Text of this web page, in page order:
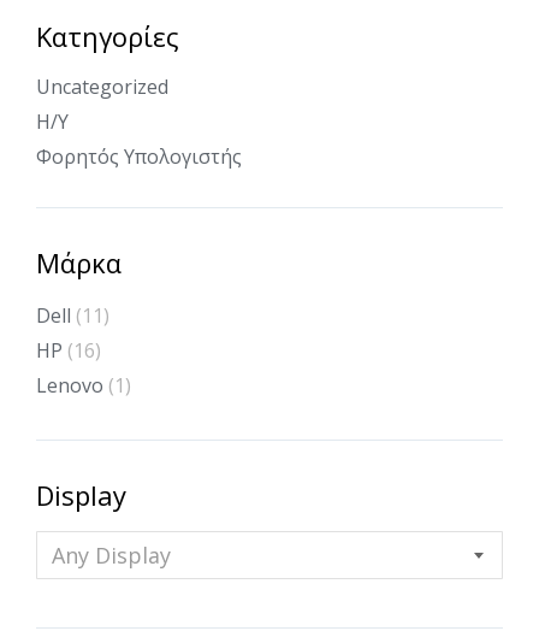
Κατηγορίες
Uncategorized
Η/Υ
Φορητός Υπολογιστής
Μάρκα
Dell (11)
HP (16)
Lenovo (1)
Display
Any Display